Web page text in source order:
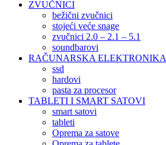
ZVUČNICI
bežični zvučnici
stojeći veće snage
zvučnici 2.0 – 2.1 – 5.1
soundbarovi
RAČUNARSKA ELEKTRONIKA
ssd
hardovi
pasta za procesor
TABLETI I SMART SATOVI
smart satovi
tableti
Oprema za satove